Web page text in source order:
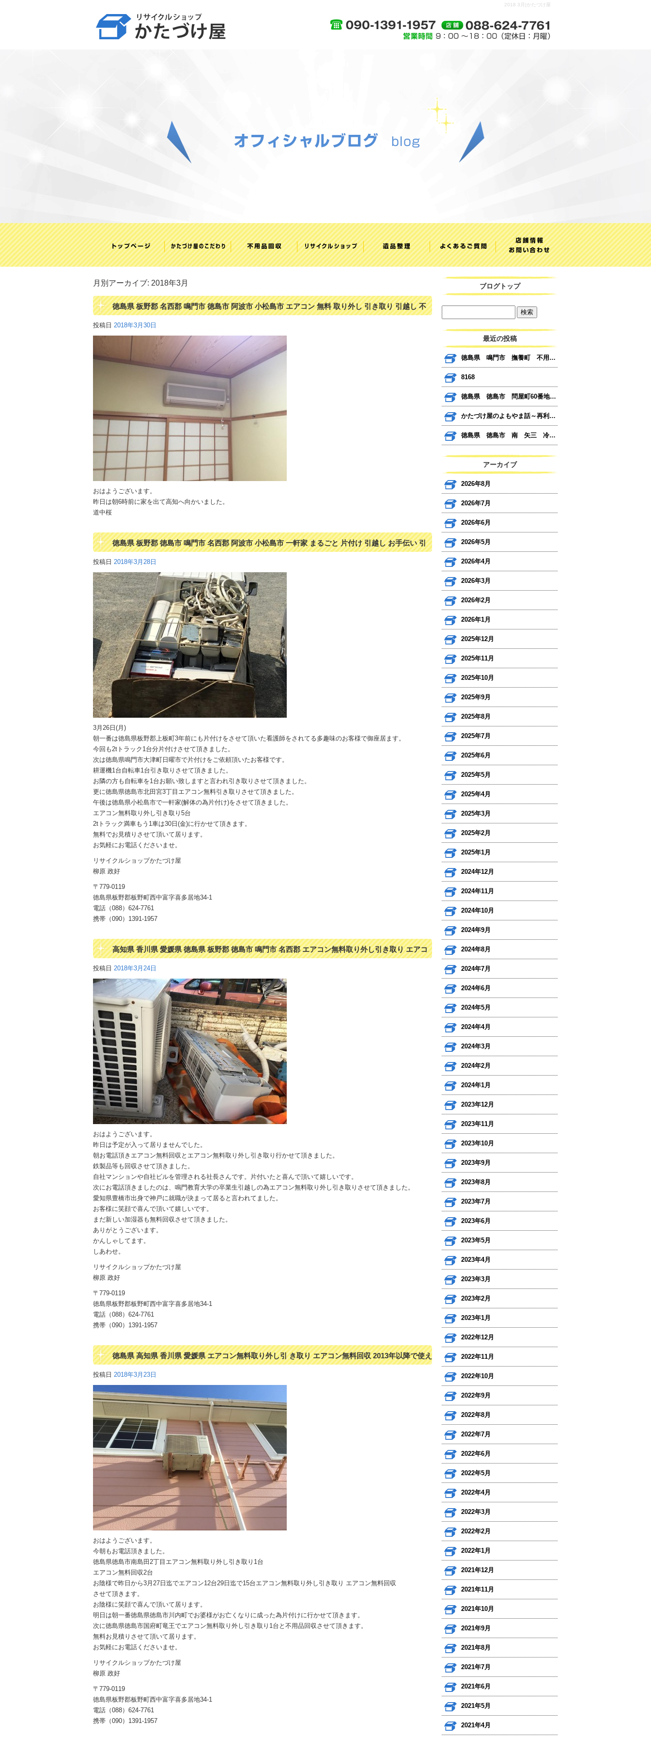
2018 3月|かたづけ屋
月別アーカイブ: 2018年3月
徳島県 板野郡 名西郡 鳴門市 徳島市 阿波市 小松島市 エアコン 無料 取り外し 引き取り 引越し 不
用品 回収 一軒家 まるごと 片 付け お見積り
投稿日 2018年3月30日
おはようございます。
昨日は朝6時前に家を出て高知へ向かいました。
道中桜
徳島県 板野郡 徳島市 鳴門市 名西郡 阿波市 小松島市 一軒家 まるごと 片付け 引越し お手伝い 引
越し時 不用品 引き取り エアコン無料取り外し引き取り エアコン無料回収
投稿日 2018年3月28日
3月26日(月)
朝一番は徳島県板野郡上板町3年前にも片付けをさせて頂いた看護師をされてる多趣味のお客様で御座居ます。
今回も2tトラック1台分片付けさせて頂きました。
次は徳島県鳴門市大津町日曜市で片付けをご依頼頂いたお客様です。
耕運機1台自転車1台引き取りさせて頂きました。
お隣の方も自転車を1台お願い致しますと言われ引き取りさせて頂きました。
更に徳島県徳島市北田宮3丁目エアコン無料引き取りさせて頂きました。
午後は徳島県小松島市で一軒家(解体の為片付け)をさせて頂きました。
エアコン無料取り外し引き取り5台
2tトラック満車もう1車は30日(金)に行かせて頂きます。
無料でお見積りさせて頂いて居ります。
お気軽にお電話くださいませ。
リサイクルショップかたづけ屋
柳原 政好
〒779-0119
徳島県板野郡板野町西中富字喜多居地34-1
電話（088）624-7761
携帯（090）1391-1957
高知県 香川県 愛媛県 徳島県 板野郡 徳島市 鳴門市 名西郡 エアコン無料取り外し引き取り エアコ
ン無 料回収 2013年以降で使える家電製品無料回収
投稿日 2018年3月24日
おはようございます。
昨日は予定が入って居りませんでした。
朝お電話頂きエアコン無料回収とエアコン無料取り外し引き取り行かせて頂きました。
鉄製品等も回収させて頂きました。
自社マンションや自社ビルを管理される社長さんです。片付いたと喜んで頂いて嬉しいです。
次にお電話頂きましたのは、鳴門教育大学の卒業生引越しの為エアコン無料取り外し引き取りさせて頂きました。
愛知県豊橋市出身で神戸に就職が決まって居ると言われてました。
お客様に笑顔で喜んで頂いて嬉しいです。
まだ新しい加湿器も無料回収させて頂きました。
ありがとうございます。
かんしゃしてます。
しあわせ。
リサイクルショップかたづけ屋
柳原 政好
〒779-0119
徳島県板野郡板野町西中富字喜多居地34-1
電話（088）624-7761
携帯（090）1391-1957
徳島県 高知県 香川県 愛媛県 エアコン無料取り外し引 き取り エアコン無料回収 2013年以降で使え
る家電製品無料回収
投稿日 2018年3月23日
おはようございます。
今朝もお電話頂きました。
徳島県徳島市南島田2丁目エアコン無料取り外し引き取り1台
エアコン無料回収2台
お陰様で昨日から3月27日迄でエアコン12台29日迄で15台エアコン無料取り外し引き取り エアコン無料回収
させて頂きます。
お陰様に笑顔で喜んで頂いて居ります。
明日は朝一番徳島県徳島市川内町でお婆様がお亡くなりに成った為片付けに行かせて頂きます。
次に徳島県徳島市国府町竜王でエアコン無料取り外し引き取り1台と不用品回収させて頂きます。
無料お見積りさせて頂いて居ります。
お気軽にお電話くださいませ。
リサイクルショップかたづけ屋
柳原 政好
〒779-0119
徳島県板野郡板野町西中富字喜多居地34-1
電話（088）624-7761
携帯（090）1391-1957
ブログトップ
最近の投稿
徳島県 鳴門市 撫養町 不用品 バイク 引き取り
8168
徳島県 徳島市 問屋町60番地 びっくり日曜市
かたづけ屋のよもやま話～再利用だけではない～
徳島県 徳島市 南 矢三 冷蔵庫 テレビ
アーカイブ
2026年8月
2026年7月
2026年6月
2026年5月
2026年4月
2026年3月
2026年2月
2026年1月
2025年12月
2025年11月
2025年10月
2025年9月
2025年8月
2025年7月
2025年6月
2025年5月
2025年4月
2025年3月
2025年2月
2025年1月
2024年12月
2024年11月
2024年10月
2024年9月
2024年8月
2024年7月
2024年6月
2024年5月
2024年4月
2024年3月
2024年2月
2024年1月
2023年12月
2023年11月
2023年10月
2023年9月
2023年8月
2023年7月
2023年6月
2023年5月
2023年4月
2023年3月
2023年2月
2023年1月
2022年12月
2022年11月
2022年10月
2022年9月
2022年8月
2022年7月
2022年6月
2022年5月
2022年4月
2022年3月
2022年2月
2022年1月
2021年12月
2021年11月
2021年10月
2021年9月
2021年8月
2021年7月
2021年6月
2021年5月
2021年4月